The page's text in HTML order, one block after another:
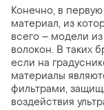
Конечно, в
материал, из
всего – модели
волокон. В таких
если на
материалы
фильтрами,
воздействия